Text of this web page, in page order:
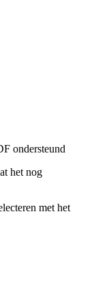
ondersteund
het nog
met het